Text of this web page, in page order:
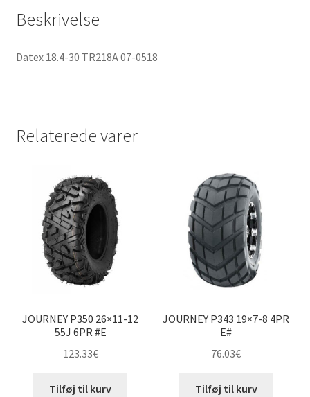
Beskrivelse
Datex 18.4-30 TR218A 07-0518
Relaterede varer
JOURNEY P350 26×11-12
55J 6PR #E
123.33€
Tilføj til kurv
JOURNEY P343 19×7-8 4PR
E#
76.03€
Tilføj til kurv